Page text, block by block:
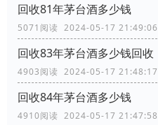
回收81年茅台酒多少钱
5071阅读 2024-05-17 21:49:06
回收83年茅台酒多少钱回收
4903阅读 2024-05-17 21:48:17
回收84年茅台酒多少钱
4910阅读 2024-05-17 21:47:58